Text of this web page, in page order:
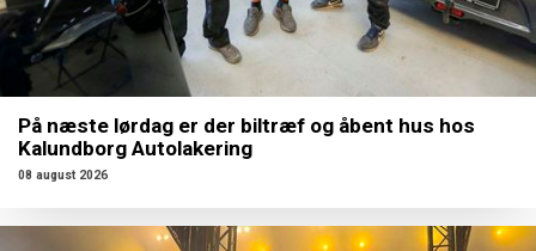
På næste lørdag er der biltræf og åbent hus hos
Kalundborg Autolakering
08 august 2026